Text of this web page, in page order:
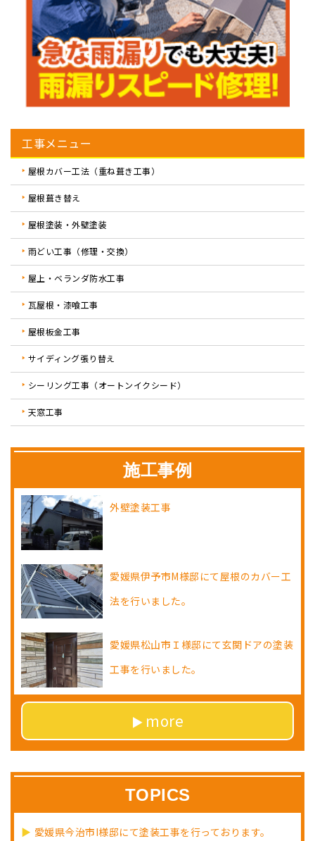
工事メニュー
屋根カバー工法（重ね葺き工事）
屋根葺き替え
屋根塗装・外壁塗装
雨どい工事（修理・交換）
屋上・ベランダ防水工事
瓦屋根・漆喰工事
屋根板金工事
サイディング張り替え
シーリング工事（オートンイクシード）
天窓工事
施工事例
外壁塗装工事
愛媛県伊予市M様邸にて屋根のカバー工
法を行いました。
愛媛県松山市Ｉ様邸にて玄関ドアの塗装
工事を行いました。
more
TOPICS
愛媛県今治市I様邸にて塗装工事を行っております。